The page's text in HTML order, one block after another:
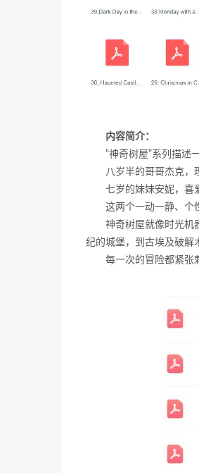
内容简介：
“神奇树屋”系列描述
八岁半的哥哥杰克，
七岁的妹妹安妮，喜
这两个一动一静、个
神奇树屋就像时光机
纪的城堡，到古埃及破
每一次的冒险都紧张